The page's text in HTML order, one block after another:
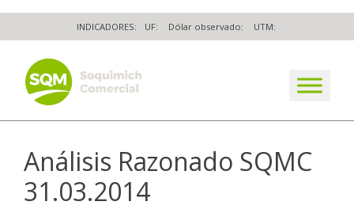
to
content
INDICADORES: UF: Dólar observado: UTM:
The worldwide business formula
Análisis Razonado SQMC
31.03.2014